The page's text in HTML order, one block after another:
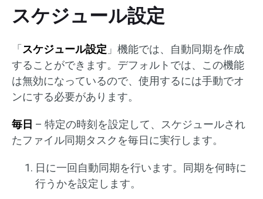
スケジュール設定
「 スケジュール設定 」機能では、自動同期を作成
することができます。デフォルトでは、この機能
は無効になっているので、使用するには手動でオ
ンにする必要があります。
毎日 – 特定の時刻を設定して、スケジュールされ
たファイル同期タスクを毎日に実行します。
日に一回自動同期を行います。同期を何時に
行うかを設定します。